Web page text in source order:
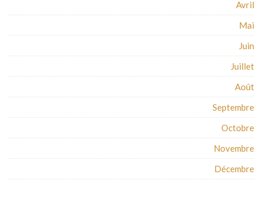
Avril
Mai
Juin
Juillet
Août
Septembre
Octobre
Novembre
Décembre